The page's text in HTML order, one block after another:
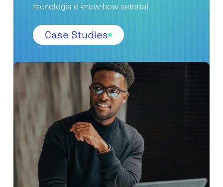
tecnologia e know-how setorial.
Case Studies